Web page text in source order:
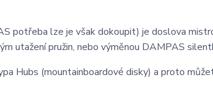
potřeba lze je však dokoupit) je doslova
utažení pružin, nebo výměnou DAMPAS
Hubs (mountainboardové disky) a proto